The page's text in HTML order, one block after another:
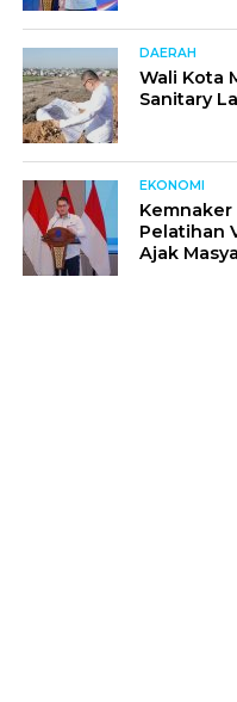
DAERAH
Wali Kota
Sanitary
EKONOMI
Pelatihan
Ajak